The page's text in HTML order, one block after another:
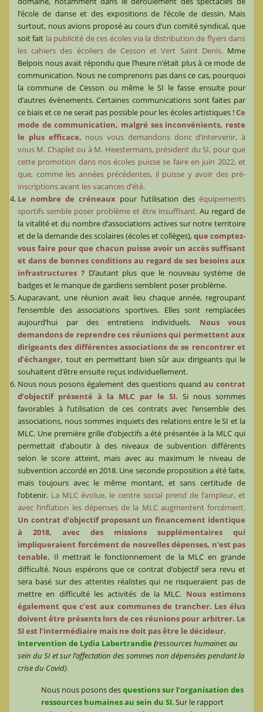
l’école de danse et des expositions de l’école de dessin. Mais
surtout, nous avions proposé au cours d’un comité syndical, que
soit fait la publicité de ces écoles via la distribution de flyers dans
les cahiers des écoliers de Cesson et Vert Saint Denis.Mme
Belpois nous avait répondu que l’heure n’était plus à ce mode de
communication. Nous ne comprenons pas dans ce cas, pourquoi
la commune de Cesson ou même le SI le fasse ensuite pour
d’autres évènements. Certaines communications sont faites par
ce biais et ce ne serait pas possible pour les écoles artistiques !Ce
mode de communication, malgré ses inconvénients, reste
le plus efficace, nous vous demandons donc d’intervenir, à
vous M. Chaplet ou à M. Heestermans, président du SI, pour que
cette promotion dans nos écoles puisse se faire en juin 2022, et
que, comme les années précédentes, il puisse y avoir des pré-
inscriptions avant les vacances d’été.
Le nombre de créneaux pour l’utilisation des équipements
sportifs semble poser problème et être insuffisant. Au regard de
la vitalité et du nombre d’associations actives sur notre territoire
et de la demande des scolaires (écoles et collèges),que comptez-
vous faire pour que chacun puisse avoir un accès suffisant
et dans de bonnes conditions au regard de ses besoins aux
infrastructures ?D’autant plus que le nouveau système de
badges et le manque de gardiens semblent poser problème.
Auparavant, une réunion avait lieu chaque année, regroupant
l’ensemble des associations sportives. Elles sont remplacées
aujourd’hui par des entretiens individuels. Nous vous
demandons de reprendre ces réunions qui permettent aux
dirigeants des différentes associations de se rencontrer et
d’échanger, tout en permettant bien sûr aux dirigeants qui le
souhaitent d’être ensuite reçus individuellement.
Nous nous posons également des questions quand au contrat
d’objectif présenté à la MLC par le SI. Si nous sommes
favorables à l’utilisation de ces contrats avec l’ensemble des
associations, nous sommes inquiets des relations entre le SI et la
MLC. Une première grille d’objectifs a été présentée à la MLC qui
permettait d’aboutir à des niveaux de subvention différents
selon le score atteint, mais avec au maximum le niveau de
subvention accordé en 2018. Une seconde proposition a été faite,
mais toujours avec le même montant, et sans certitude de
l’obtenir. La MLC évolue, le centre social prend de l’ampleur, et
avec l’inflation les dépenses de la MLC augmentent forcément.
Un contrat d’objectif proposant un financement identique
à 2018, avec des missions supplémentaires qui
impliqueraient forcément de nouvelles dépenses, n’est pas
tenable. Il mettrait le fonctionnement de la MLC en grande
difficulté. Nous espérons que ce contrat d’objectif sera revu et
sera basé sur des attentes réalistes qui ne risqueraient pas de
mettre en difficulté les activités de la MLC. Nous estimons
également que c’est aux communes de trancher. Les élus
doivent être présents lors de ces réunions pour arbitrer. Le
SI est l’intermédiaire mais ne doit pas être le décideur.
Intervention de Lydia Labertrandie (ressources humaines au
sein du SI et sur l’affectation des sommes non dépensées pendant la
crise du Covid).
Nous nous posons desquestions sur l’organisation des
ressources humaines au sein du SI. Sur le rapport